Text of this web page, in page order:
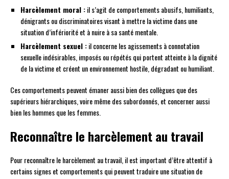
Harcèlement moral :il s’agit de comportements abusifs, humiliants,
dénigrants ou discriminatoires visant à mettre la victime dans une
situation d’infériorité et à nuire à sa santé mentale.
Harcèlement sexuel :il concerne les agissements à connotation
sexuelle indésirables, imposés ou répétés qui portent atteinte à la dignité
de la victime et créent un environnement hostile, dégradant ou humiliant.
Ces comportements peuvent émaner aussi bien des collègues que des
supérieurs hiérarchiques, voire même des subordonnés, et concerner aussi
bien les hommes que les femmes.
Reconnaître le harcèlement au travail
Pour reconnaître le harcèlement au travail, il est important d’être attentif à
certains signes et comportements qui peuvent traduire une situation de